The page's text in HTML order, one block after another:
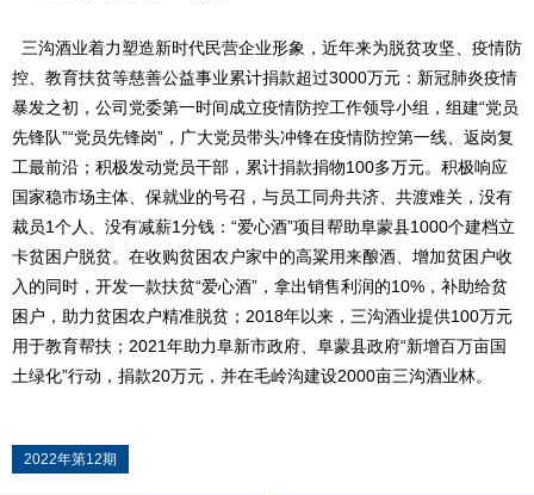
三沟酒业着力塑造新时代民营企业形象，近年来为脱贫攻坚、疫情防
控、教育扶贫等慈善公益事业累计捐款超过3000万元：新冠肺炎疫情
暴发之初，公司党委第一时间成立疫情防控工作领导小组，组建“党员
先锋队”“党员先锋岗”，广大党员带头冲锋在疫情防控第一线、返岗复
工最前沿；积极发动党员干部，累计捐款捐物100多万元。积极响应
国家稳市场主体、保就业的号召，与员工同舟共济、共渡难关，没有
裁员1个人、没有减薪1分钱：“爱心酒”项目帮助阜蒙县1000个建档立
卡贫困户脱贫。在收购贫困农户家中的高粱用来酿酒、增加贫困户收
入的同时，开发一款扶贫“爱心酒”，拿出销售利润的10%，补助给贫
困户，助力贫困农户精准脱贫；2018年以来，三沟酒业提供100万元
用于教育帮扶；2021年助力阜新市政府、阜蒙县政府“新增百万亩国
土绿化”行动，捐款20万元，并在毛岭沟建设2000亩三沟酒业林。
2022年第12期